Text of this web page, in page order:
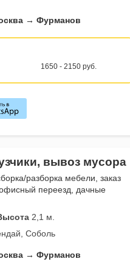
→ Фурманов
1650 - 2150 руб.
вывоз мусора
разборка мебели, заказ
переезд, дачные
2,1 м.
Соболь
→ Фурманов